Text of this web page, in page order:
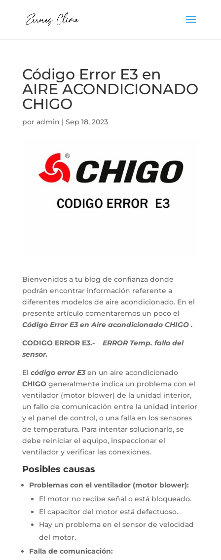
Código Error E3 en
AIRE ACONDICIONADO
CHIGO
por admin | Sep 18, 2023
Bienvenidos a tu blog de confianza donde
podrán encontrar información referente a
diferentes modelos de aire acondicionado. En el
presente artículo comentaremos un poco el
Código Error E3 en Aire acondicionado CHIGO .
CODIGO ERROR E3.-
ERROR Temp. fallo del
sensor.
El código error E3 en un aire acondicionado
CHIGOgeneralmente indica un problema con el
ventilador (motor blower) de la unidad interior,
un fallo de comunicación entre la unidad interior
y el panel de control, o una falla en los sensores
de temperatura. Para intentar solucionarlo, se
debe reiniciar el equipo, inspeccionar el
ventilador y verificar las conexiones.
Posibles causas
Problemas con el ventilador (motor blower):
El motor no recibe señal o está bloqueado.
El capacitor del motor está defectuoso.
Hay un problema en el sensor de velocidad
del motor.
Falla de comunicación: